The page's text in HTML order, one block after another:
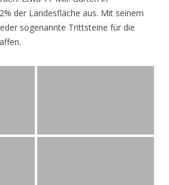
der Landesfläche aus. Mit seinem
sogenannte Trittsteine für die